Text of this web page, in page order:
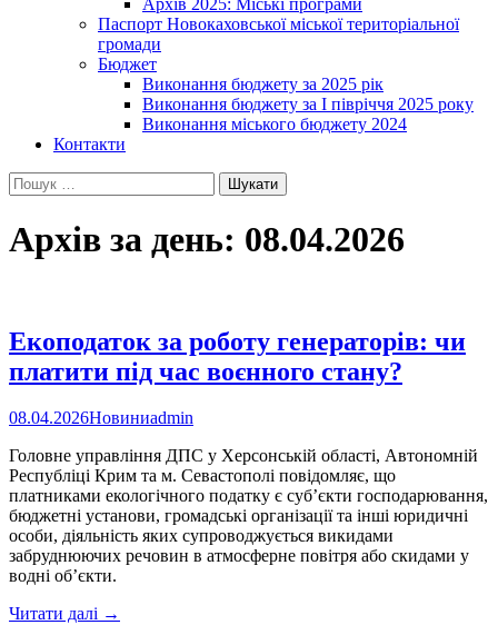
Паспорт Новокаховської міської територіальної
громади
Бюджет
Виконання бюджету за 2025 рік
Виконання бюджету за І півріччя 2025 року
Виконання міського бюджету 2024
Контакти
Пошук:
Архів за день: 08.04.2026
Екоподаток за роботу генераторів: чи
платити під час воєнного стану?
08.04.2026Новиниadmin
Головне управління ДПС у Херсонській області, Автономній
Республіці Крим та м. Севастополі повідомляє, що
платниками екологічного податку є суб’єкти господарювання,
бюджетні установи, громадські організації та інші юридичні
особи, діяльність яких супроводжується викидами
забруднюючих речовин в атмосферне повітря або скидами у
водні об’єкти.
Читати далі Екоподаток
→